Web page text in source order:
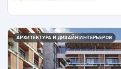
АРХИТЕКТУРА И ДИЗАЙН ИНТЕРЬЕРОВ